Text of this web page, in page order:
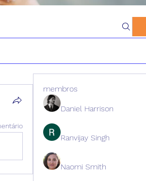
membros
Daniel Harrison
Ranvijay Singh
Naomi Smith